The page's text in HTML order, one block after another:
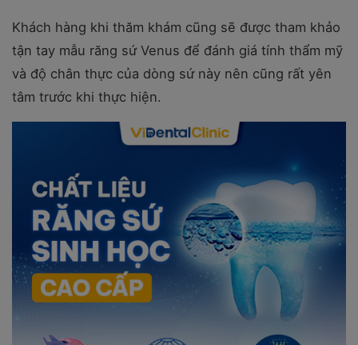
Khách hàng khi thăm khám cũng sẽ được tham khảo
tận tay mẫu răng sứ Venus để đánh giá tính thẩm mỹ
và độ chân thực của dòng sứ này nên cũng rất yên
tâm trước khi thực hiện.